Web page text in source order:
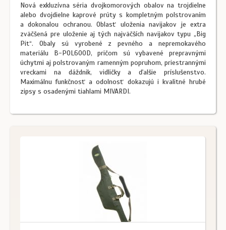
Nová exkluzívna séria dvojkomorových obalov na trojdielne
alebo dvojdielne kaprové prúty s komplet­ným polstrovaním
a dokonalou ochranou. Oblasť uloženia navijakov je extra
zväčšená pre uloženie aj tých najväčších navijakov typu „Big
Pit“. Obaly sú vyrobené z pevného a nepremokavého
materiálu B-POL600D, pričom sú vybavené prepravnými
úchytmi aj polstrovaným ramenným popruhom, priestrannými
vreckami na dáždnik, vidličky a ďalšie príslušenstvo.
Maximálnu funkčnosť a odolnosť dokazujú i kvalitné hrubé
zipsy s osadenými tiahlami MIVARDI.